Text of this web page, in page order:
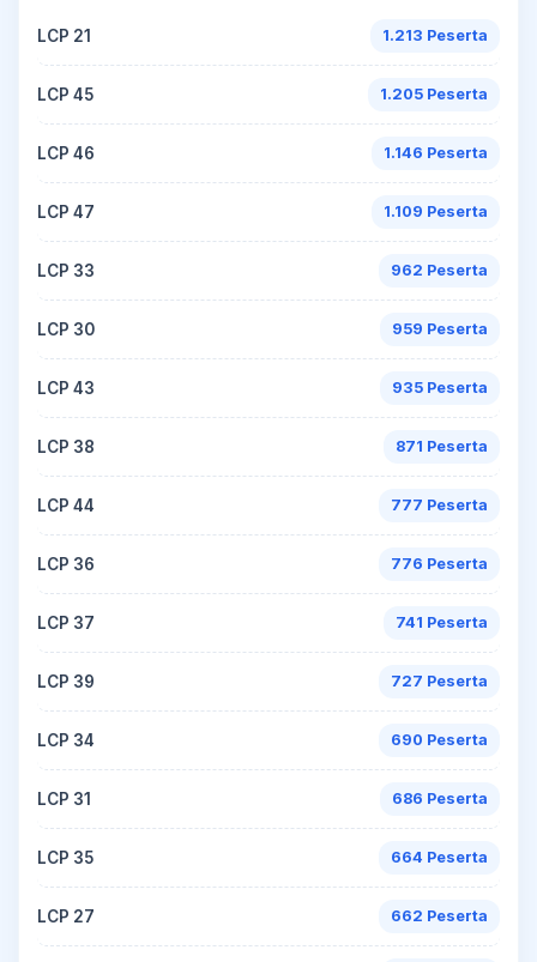
LCP 21 1.213 Peserta
LCP 45 1.205 Peserta
LCP 46 1.146 Peserta
LCP 47 1.109 Peserta
LCP 33 962 Peserta
LCP 30 959 Peserta
LCP 43 935 Peserta
LCP 38 871 Peserta
LCP 44 777 Peserta
LCP 36 776 Peserta
LCP 37 741 Peserta
LCP 39 727 Peserta
LCP 34 690 Peserta
LCP 31 686 Peserta
LCP 35 664 Peserta
LCP 27 662 Peserta